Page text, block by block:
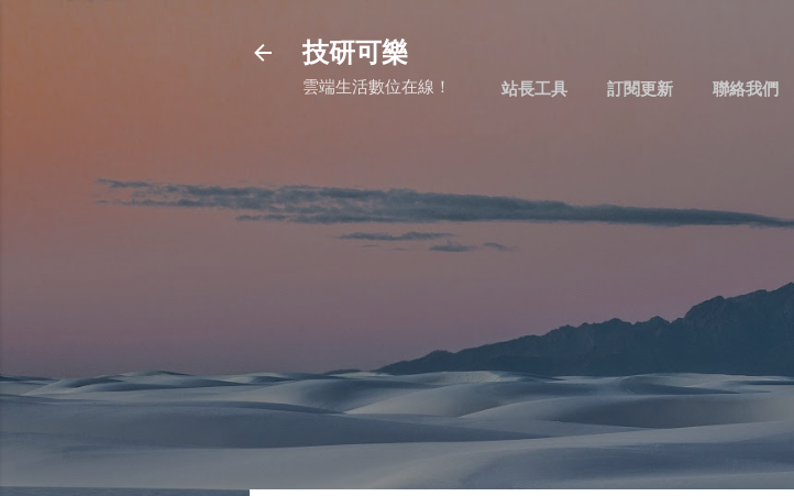
技研可樂
雲端生活數位在線！ 站長工具 訂閱更新 聯絡我們